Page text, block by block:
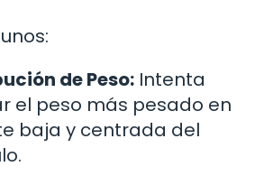
de Peso: Intenta
el peso más pesado en
baja y centrada del